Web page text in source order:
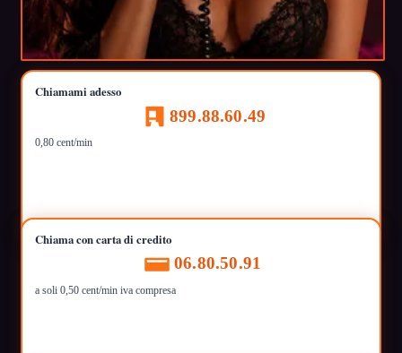
Chiamami adesso
899.88.60.49
0,80 cent/min
Chiama con carta di credito
06.80.50.91
a soli 0,50 cent/min iva compresa